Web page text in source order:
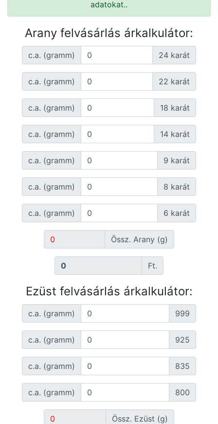
adatokat..
Arany felvásárlás árkalkulátor:
c.a. (gramm) 24 karát
c.a. (gramm) 22 karát
c.a. (gramm) 18 karát
c.a. (gramm) 14 karát
c.a. (gramm) 9 karát
c.a. (gramm) 8 karát
c.a. (gramm) 6 karát
Össz. Arany (g)
Ft.
Ezüst felvásárlás árkalkulátor:
c.a. (gramm) 999
c.a. (gramm) 925
c.a. (gramm) 835
c.a. (gramm) 800
Össz. Ezüst (g)